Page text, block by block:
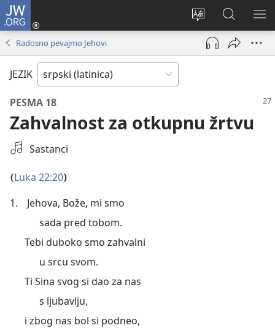
JW.ORG
Promeni
jezik
sajta
Prijava
(otvara
prozor)
Pretraga
sajta
JW.ORG
Radosno pevajmo Jehovi
JEZIK
PESMA 18
Zahvalnost za otkupnu žrtvu
Izaberi
snimak
Sastanci
(Luka 22:20)
1.
Jehova, Bože, mi smo
sada pred tobom.
Tebi duboko smo zahvalni
u srcu svom.
Ti Sina svog si dao za nas
s ljubavlju,
i zbog nas bol si podneo,